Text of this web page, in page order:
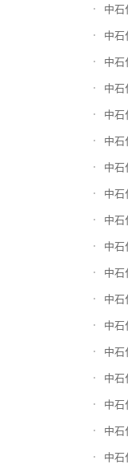
中
中
中
中
中
中
中
中
中
中
中
中